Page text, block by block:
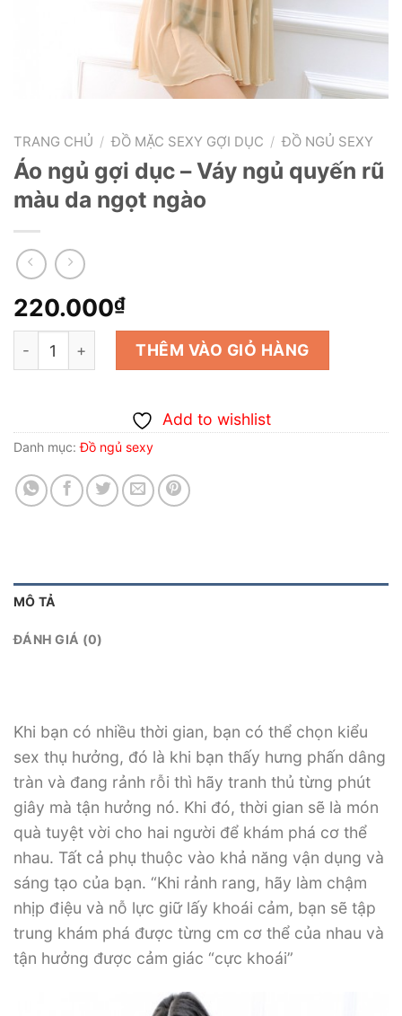
TRANG CHỦ / ĐỒ MẶC SEXY GỢI DỤC / ĐỒ NGỦ SEXY
Áo ngủ gợi dục – Váy ngủ quyến rũ
màu da ngọt ngào
220.000₫
Áo ngủ gợi dục - Váy ngủ quyến rũ màu da ngọt ngào
THÊM VÀO GIỎ HÀNG
Add to wishlist
Danh mục:Đồ ngủ sexy
MÔ TẢ
ĐÁNH GIÁ (0)
Khi bạn có nhiều thời gian, bạn có thể chọn kiểu
sex thụ hưởng, đó là khi bạn thấy hưng phấn dâng
tràn và đang rảnh rỗi thì hãy tranh thủ từng phút
giây mà tận hưởng nó. Khi đó, thời gian sẽ là món
quà tuyệt vời cho hai người để khám phá cơ thể
nhau. Tất cả phụ thuộc vào khả năng vận dụng và
sáng tạo của bạn. “Khi rảnh rang, hãy làm chậm
nhịp điệu và nỗ lực giữ lấy khoái cảm, bạn sẽ tập
trung khám phá được từng cm cơ thể của nhau và
tận hưởng được cảm giác “cực khoái”